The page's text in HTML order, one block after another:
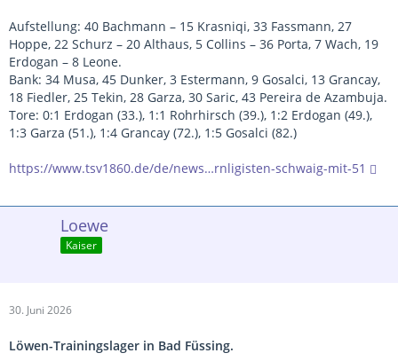
Aufstellung: 40 Bachmann – 15 Krasniqi, 33 Fassmann, 27
Hoppe, 22 Schurz – 20 Althaus, 5 Collins – 36 Porta, 7 Wach, 19
Erdogan – 8 Leone.
Bank: 34 Musa, 45 Dunker, 3 Estermann, 9 Gosalci, 13 Grancay,
18 Fiedler, 25 Tekin, 28 Garza, 30 Saric, 43 Pereira de Azambuja.
Tore: 0:1 Erdogan (33.), 1:1 Rohrhirsch (39.), 1:2 Erdogan (49.),
1:3 Garza (51.), 1:4 Grancay (72.), 1:5 Gosalci (82.)
https://www.tsv1860.de/de/news…rnligisten-schwaig-mit-51
Loewe
Kaiser
30. Juni 2026
Löwen-Trainingslager in Bad Füssing.